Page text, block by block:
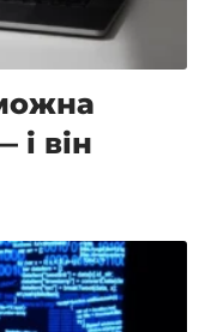
і він